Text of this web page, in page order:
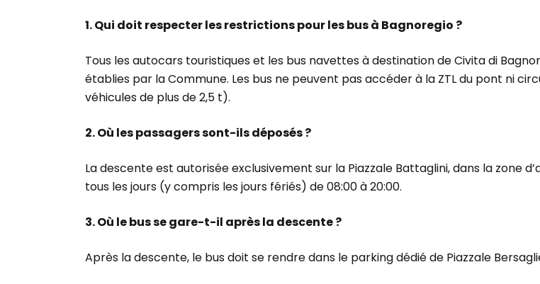
1. Qui doit respecter les restrictions pour les bus à Bagnoregio ?
Tous les autocars touristiques et les bus navettes à destination de Civita di
établies par la Commune. Les bus ne peuvent pas accéder à la ZTL du pont ni
véhicules de plus de 2,5 t).
2. Où les passagers sont-ils déposés ?
La descente est autorisée exclusivement sur la Piazzale Battaglini, dans la zone
tous les jours (y compris les jours fériés) de 08:00 à 20:00.
3. Où le bus se gare-t-il après la descente ?
Après la descente, le bus doit se rendre dans le parking dédié de Piazzale